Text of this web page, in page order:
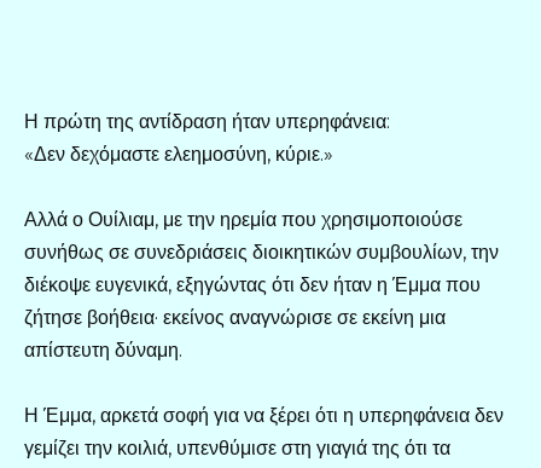
Η πρώτη της αντίδραση ήταν υπερηφάνεια:
«Δεν δεχόμαστε ελεημοσύνη, κύριε.»
Αλλά ο Ουίλιαμ, με την ηρεμία που χρησιμοποιούσε
συνήθως σε συνεδριάσεις διοικητικών συμβουλίων, την
διέκοψε ευγενικά, εξηγώντας ότι δεν ήταν η Έμμα που
ζήτησε βοήθεια· εκείνος αναγνώρισε σε εκείνη μια
απίστευτη δύναμη.
Η Έμμα, αρκετά σοφή για να ξέρει ότι η υπερηφάνεια δεν
γεμίζει την κοιλιά, υπενθύμισε στη γιαγιά της ότι τα